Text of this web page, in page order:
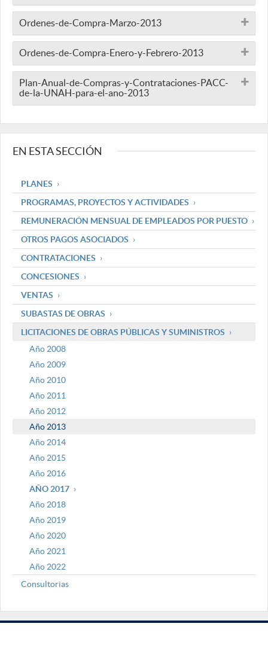
Ordenes-de-Compra-Marzo-2013
Ordenes-de-Compra-Enero-y-Febrero-2013
Plan-Anual-de-Compras-y-Contrataciones-PACC-
de-la-UNAH-para-el-ano-2013
EN ESTA SECCIÓN
PLANES
PROGRAMAS, PROYECTOS Y ACTIVIDADES
REMUNERACIÓN MENSUAL DE EMPLEADOS POR PUESTO
OTROS PAGOS ASOCIADOS
CONTRATACIONES
CONCESIONES
VENTAS
SUBASTAS DE OBRAS
LICITACIONES DE OBRAS PÚBLICAS Y SUMINISTROS
Año 2008
Año 2009
Año 2010
Año 2011
Año 2012
Año 2013
Año 2014
Año 2015
Año 2016
AÑO 2017
Año 2018
Año 2019
Año 2020
Año 2021
Año 2022
Consultorias